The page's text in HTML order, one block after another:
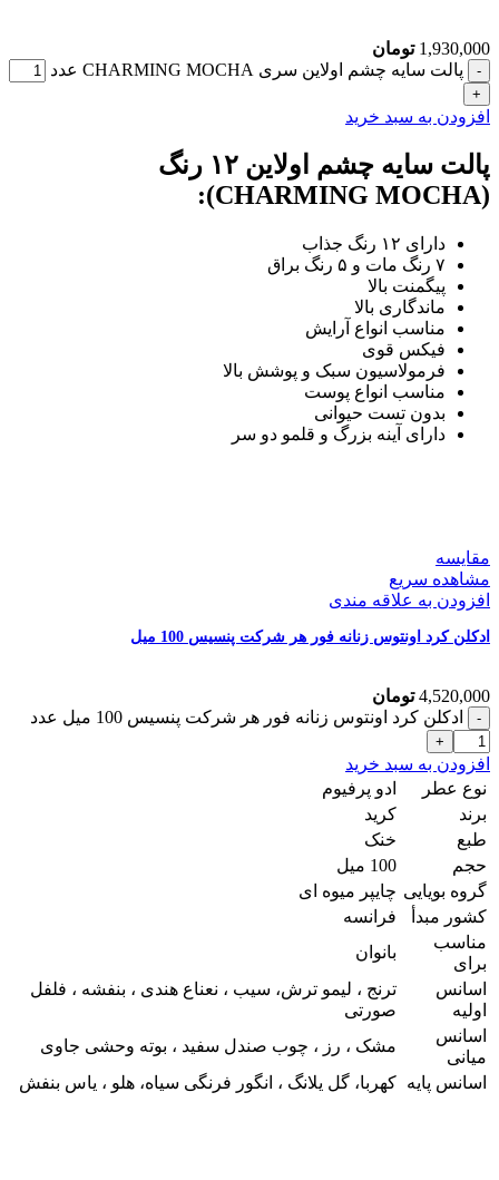
1,930,000 تومان
پالت سایه چشم اولاین سری CHARMING MOCHA عدد
افزودن به سبد خرید
پالت سایه چشم اولاین ۱۲ رنگ
(CHARMING MOCHA):
دارای ۱۲ رنگ جذاب
۷ رنگ مات و ۵ رنگ براق
پیگمنت بالا
ماندگاری بالا
مناسب انواع آرایش
فیکس قوی
فرمولاسیون سبک و پوشش بالا
مناسب انواع پوست
بدون تست حیوانی
دارای آینه بزرگ و قلمو دو سر
مقایسه
مشاهده سریع
افزودن به علاقه مندی
ادکلن کرد اونتوس زنانه فور هر شرکت پنسیس 100 میل
4,520,000 تومان
ادکلن کرد اونتوس زنانه فور هر شرکت پنسیس 100 میل عدد
افزودن به سبد خرید
نوع عطر
ادو پرفیوم
برند
کرید
طبع
خنک
حجم
100 میل
گروه بویایی چایپر میوه ای
کشور مبدأ
فرانسه
مناسب
برای
بانوان
اسانس
اولیه
ترنج ، لیمو ترش، سیب ، نعناع هندی ، بنفشه ، فلفل
صورتی
اسانس
میانی
مشک ، رز ، چوب صندل سفید ، بوته وحشی جاوی
اسانس پایه کهربا، گل یلانگ ، انگور فرنگی سیاه، هلو ، یاس بنفش